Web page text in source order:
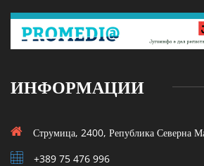
ИНФОРМАЦИИ
Струмица, 2400, Република Северна
+389 75 476 996